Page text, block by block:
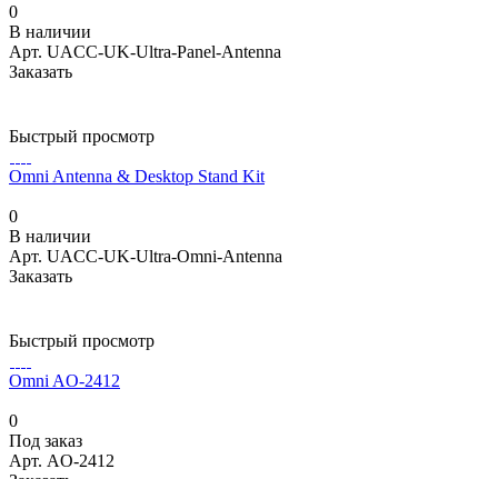
0
В наличии
Арт. UACC-UK-Ultra-Panel-Antenna
Заказать
Быстрый просмотр
Omni Antenna & Desktop Stand Kit
0
В наличии
Арт. UACC-UK-Ultra-Omni-Antenna
Заказать
Быстрый просмотр
Omni AO-2412
0
Под заказ
Арт. AO-2412